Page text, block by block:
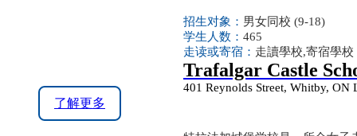
招生对象： 男女同校 (9-18)
学生人数： 465
走读或寄宿： 走讀學校,寄宿學校
了解更多
Trafalgar Castle
401 Reynolds Street, Whitby, ON